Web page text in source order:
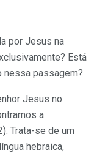
por Jesus na
Está
nessa passagem?
Jesus no
a
Trata-se de um
hebraica,